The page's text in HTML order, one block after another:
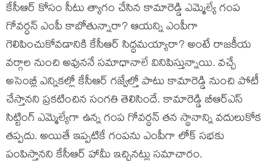
కేసీఆర్ కోసం సీటు త్యాగం చేసిన కామారెడ్డి ఎమ్మెల్యే గంప
గోవర్ధన్ ఎంపీ కాబోతున్నారా? ఆయన్ని ఎంపీగా
గెలిపించుకోవడానికి కేసీఆర్ సిద్ధమయ్యారా? అంటే రాజకీయ
వర్గాల నుంచి అవుననే సమాధానాలే వినిపిస్తున్నాయి. వచ్చే
అసెంబ్లీ ఎన్నికల్లో కేసీఆర్ గజ్వేల్తో పాటు కామారెడ్డి నుంచి పోటీ
చేస్తానని ప్రకటించిన సంగతి తెలిసిందే. కామారెడ్డి బీఆర్ఎస్
సిట్టింగ్ ఎమ్మెల్యేగా ఉన్న గంప గోవర్ధన్ తన స్థానాన్ని వదులుకోక
తప్పదు. అయితే ఇప్పటికే గంపను ఎంపీగా లోక్ సభకు
పంపిస్తానని కేసీఆర్ హామీ ఇచ్చినట్లు సమాచారం.